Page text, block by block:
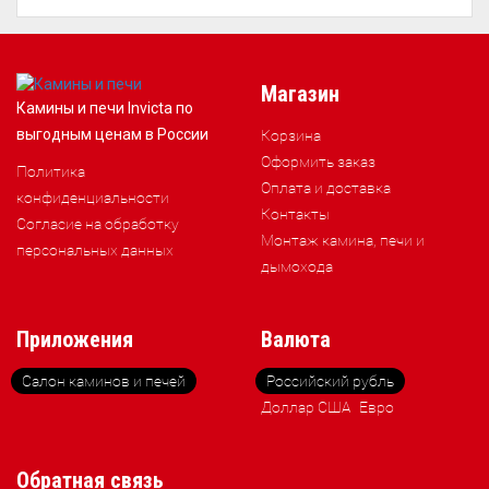
Камины и печи Invicta по
выгодным ценам в России
Политика
конфиденциальности
Согласие на обработку
персональных данных
Магазин
Корзина
Оформить заказ
Оплата и доставка
Контакты
Монтаж камина, печи и
дымохода
Приложения
Салон каминов и печей
Валюта
Российский рубль
Доллар США Евро
Обратная связь